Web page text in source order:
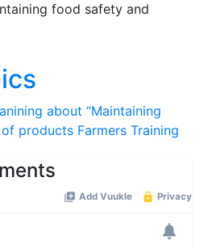
food safety and
about “Maintaining
products Farmers Training